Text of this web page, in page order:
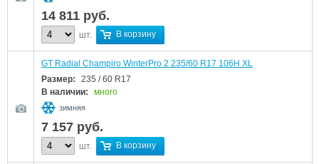
14 811 руб.
шт. В корзину
GT Radial Champiro WinterPro 2 235/60 R17 106H XL
Размер:
235 / 60 R17
В наличии:
много
зимняя
7 157 руб.
шт. В корзину